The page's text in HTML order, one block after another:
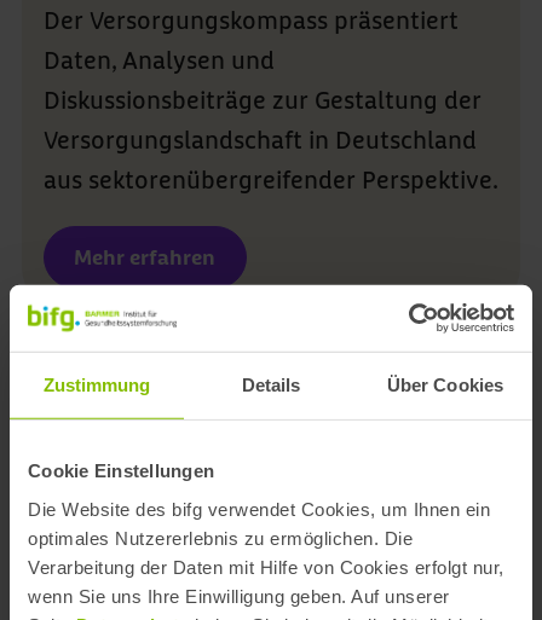
Zustimmung Details Über Cookies
Cookie Einstellungen
Die Website des bifg verwendet Cookies, um Ihnen ein
optimales Nutzererlebnis zu ermöglichen. Die
Verarbeitung der Daten mit Hilfe von Cookies erfolgt nur,
wenn Sie uns Ihre Einwilligung geben. Auf unserer
Der Versorgungskompass präsentiert
Daten, Analysen und
Diskussionsbeiträge zur Gestaltung der
Versorgungslandschaft in Deutschland
aus sektorenübergreifender Perspektive.
Mehr erfahren
Aktuelles